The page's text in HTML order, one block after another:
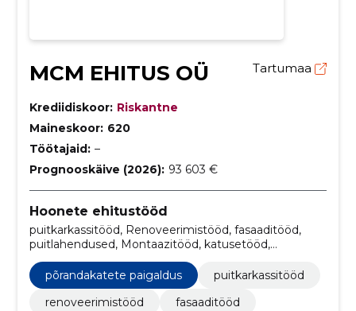
MCM EHITUS OÜ Tartumaa
Krediidiskoor: Riskantne
Maineskoor: 620
Töötajaid: –
Prognooskäive (2026): 93 603 €
Hoonete ehitustööd
puitkarkassitööd, Renoveerimistööd, fasaaditööd,
puitlahendused, Montaazitööd, katusetööd,
põrandakatete paigaldus, värvimine ja kruntimine,
vundamendi ehitus, terrassi ehitus
põrandakatete paigaldus
puitkarkassitööd
renoveerimistööd
fasaaditööd